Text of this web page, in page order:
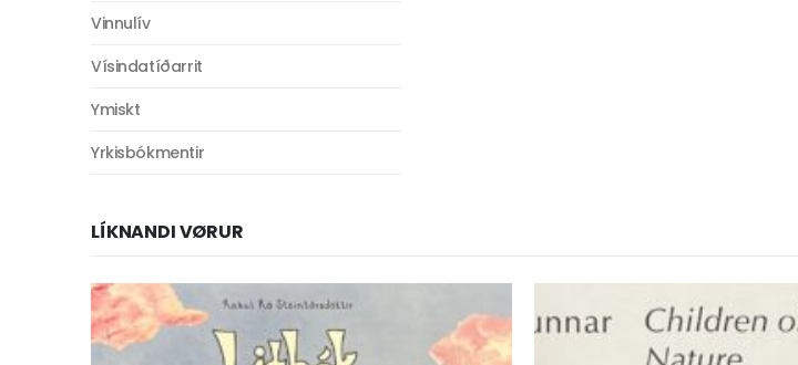
Vinnulív
Vísindatíðarrit
Ymiskt
Yrkisbókmentir
LÍKNANDI VØRUR